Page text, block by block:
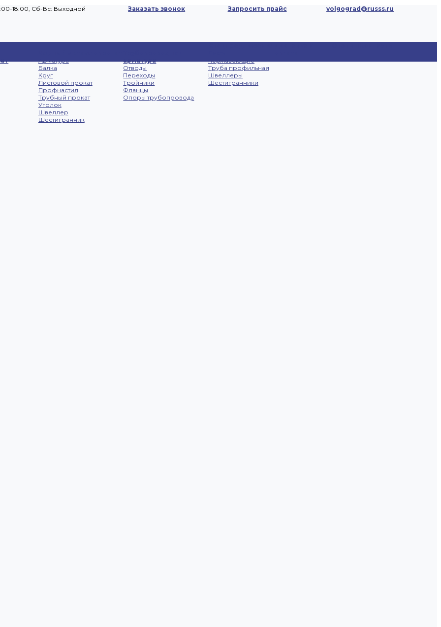
18:00, Cб-Вс: Выходной Заказать звонок Запросить прайс volgograd@russs.ru
Арматура
Балка
Круг
Листовой прокат
Профнастил
Трубный прокат
Уголок
Швеллер
Шестигранник
арматура
Отводы
Переходы
Тройники
Фланцы
Опоры трубопровода
нержавеющие
Труба профильная
Швеллеры
Шестигранники